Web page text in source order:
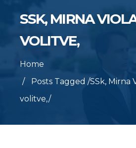
SSK, MIRNA
VOLITVE,
Home
Posts Tagged /SSk, Mirna
volitve,/